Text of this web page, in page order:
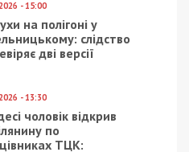
Воїни ЗСУ знищили за
добу 1080 окупантів і
24 артсистеми ворога